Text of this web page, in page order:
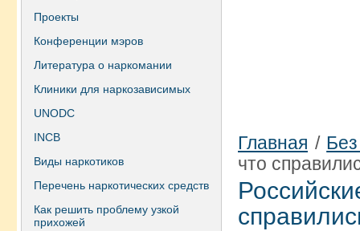
Проекты
Конференции мэров
Литература о наркомании
Клиники для наркозависимых
UNODC
INCB
Виды наркотиков
Перечень наркотических средств
Как решить проблему узкой
прихожей
Главная /
что